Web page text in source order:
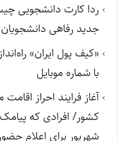
ردا کارت دانشجویی
جدید رفاهی دانشجویان از
«کیف پول ایران»
با شماره موبایل
آغاز فرایند احراز
کشور/ افرادی که پیامک
شهریور برای اعلام